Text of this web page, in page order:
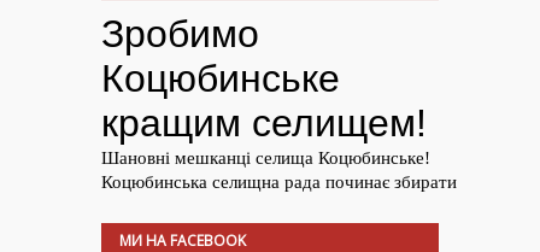
МИ НА FACEBOOK